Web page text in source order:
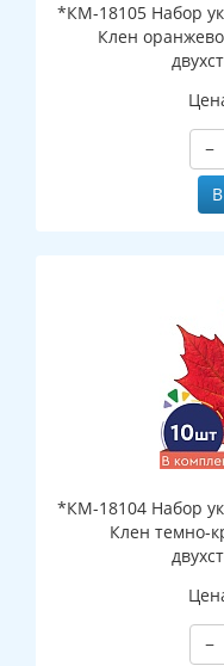
*КМ-18105 Набор
Клен
−
*КМ-18104 Набор
Клен темно-
−